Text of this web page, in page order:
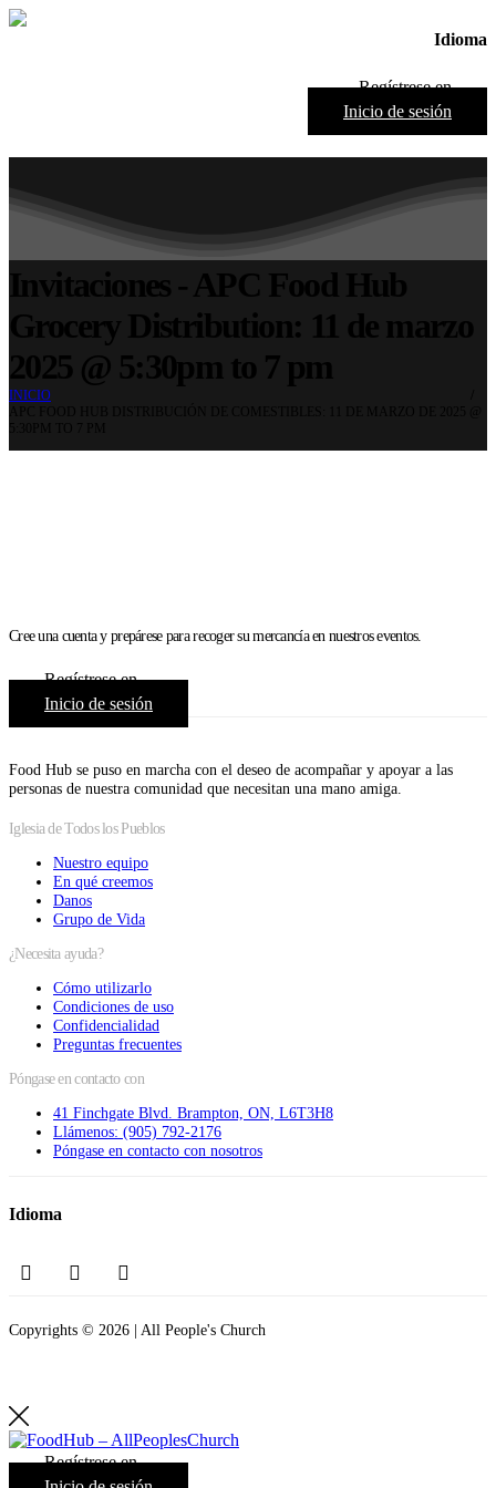
Idioma
Regístrese en
Inicio de sesión
INICIO
Cree una cuenta y prepárese para recoger su mercancía en nuestros eventos.
Regístrese en
Inicio de sesión
Food Hub se puso en marcha con el deseo de acompañar y apoyar a las
personas de nuestra comunidad que necesitan una mano amiga.
Iglesia de Todos los Pueblos
Nuestro equipo
En qué creemos
Danos
Grupo de Vida
¿Necesita ayuda?
Cómo utilizarlo
Condiciones de uso
Confidencialidad
Preguntas frecuentes
Póngase en contacto con
41 Finchgate Blvd. Brampton, ON, L6T3H8
Llámenos: (905) 792-2176
Póngase en contacto con nosotros
Idioma
Copyrights © 2026 | All People's Church
Regístrese en